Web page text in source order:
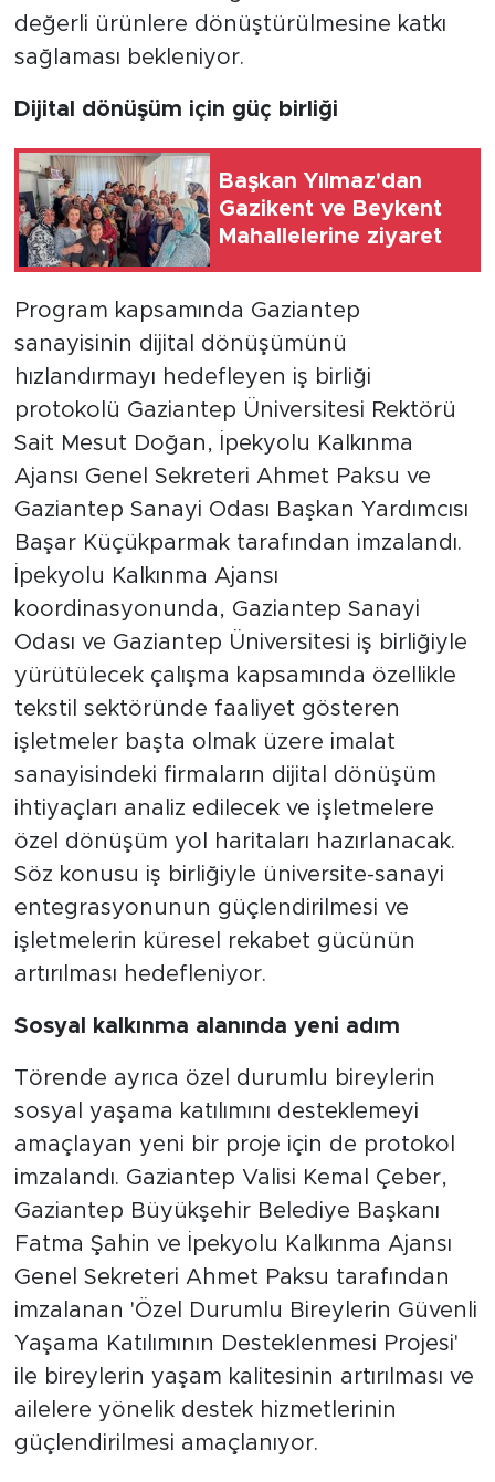
değerli ürünlere dönüştürülmesine katkı
sağlaması bekleniyor.
Dijital dönüşüm için güç birliği
Başkan Yılmaz'dan
Gazikent ve Beykent
Mahallelerine ziyaret
Program kapsamında Gaziantep
sanayisinin dijital dönüşümünü
hızlandırmayı hedefleyen iş birliği
protokolü Gaziantep Üniversitesi Rektörü
Sait Mesut Doğan, İpekyolu Kalkınma
Ajansı Genel Sekreteri Ahmet Paksu ve
Gaziantep Sanayi Odası Başkan Yardımcısı
Başar Küçükparmak tarafından imzalandı.
İpekyolu Kalkınma Ajansı
koordinasyonunda, Gaziantep Sanayi
Odası ve Gaziantep Üniversitesi iş birliğiyle
yürütülecek çalışma kapsamında özellikle
tekstil sektöründe faaliyet gösteren
işletmeler başta olmak üzere imalat
sanayisindeki firmaların dijital dönüşüm
ihtiyaçları analiz edilecek ve işletmelere
özel dönüşüm yol haritaları hazırlanacak.
Söz konusu iş birliğiyle üniversite-sanayi
entegrasyonunun güçlendirilmesi ve
işletmelerin küresel rekabet gücünün
artırılması hedefleniyor.
Sosyal kalkınma alanında yeni adım
Törende ayrıca özel durumlu bireylerin
sosyal yaşama katılımını desteklemeyi
amaçlayan yeni bir proje için de protokol
imzalandı. Gaziantep Valisi Kemal Çeber,
Gaziantep Büyükşehir Belediye Başkanı
Fatma Şahin ve İpekyolu Kalkınma Ajansı
Genel Sekreteri Ahmet Paksu tarafından
imzalanan 'Özel Durumlu Bireylerin Güvenli
Yaşama Katılımının Desteklenmesi Projesi'
ile bireylerin yaşam kalitesinin artırılması ve
ailelere yönelik destek hizmetlerinin
güçlendirilmesi amaçlanıyor.